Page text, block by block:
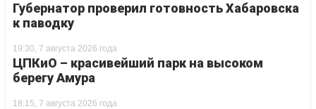
Губернатор проверил готовность Хабаровска
к паводку
19:30, 7 августа 2026 года
ЦПКиО – красивейший парк на высоком
берегу Амура
18:15, 7 августа 2026 года